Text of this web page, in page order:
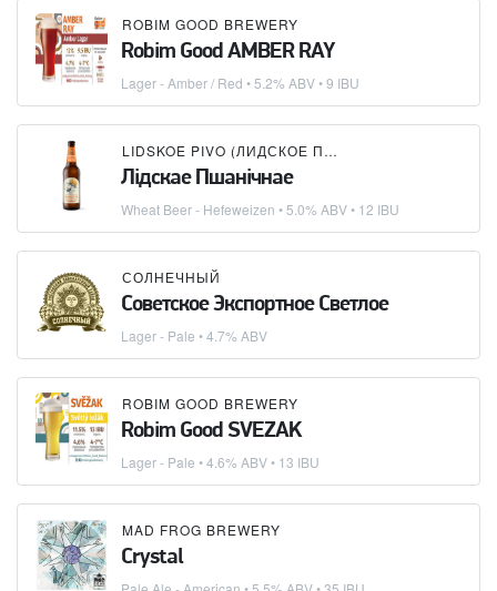
ROBIM GOOD BREWERY
Robim Good AMBER RAY
Lager - Amber / Red • 5.2% ABV • 9 IBU
LIDSKOE PIVO (ЛИДСКОЕ ПИВО)
Лідскае Пшанічнае
Wheat Beer - Hefeweizen • 5.0% ABV • 12 IBU
СОЛНЕЧНЫЙ
Советское Экспортное Светлое
Lager - Pale • 4.7% ABV
ROBIM GOOD BREWERY
Robim Good SVEZAK
Lager - Pale • 4.6% ABV • 13 IBU
MAD FROG BREWERY
Crystal